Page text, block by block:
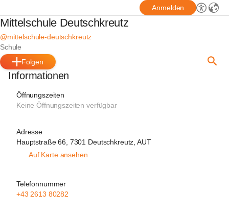
Anmelden
Mittelschule Deutschkreutz
@mittelschule-deutschkreutz
Schule
Folgen
Informationen
Öffnungszeiten
Keine Öffnungszeiten verfügbar
Adresse
Hauptstraße 66, 7301 Deutschkreutz, AUT
Auf Karte ansehen
Telefonnummer
+43 2613 80282